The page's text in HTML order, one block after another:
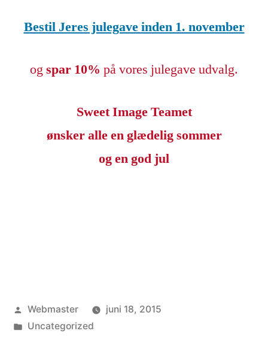
Bestil Jeres julegave inden 1. november
ogspar 10% på vores julegave udvalg.
Sweet Image Teamet
ønsker alle en glædelig sommer
og en god jul
Posted
by
Webmaster
juni 18, 2015
Posted
Uncategorized